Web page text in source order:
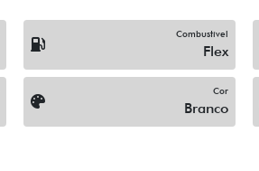
Combustível
Flex
Cor
Branco